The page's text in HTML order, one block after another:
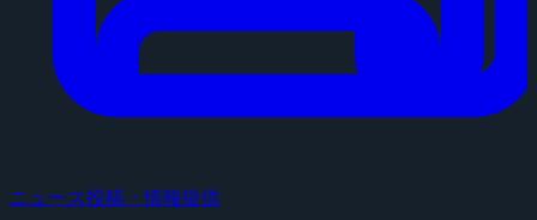
ニュース投稿・情報提供